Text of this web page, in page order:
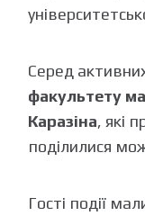
Серед
факультету
Каразіна, які
поділилися
Гості події